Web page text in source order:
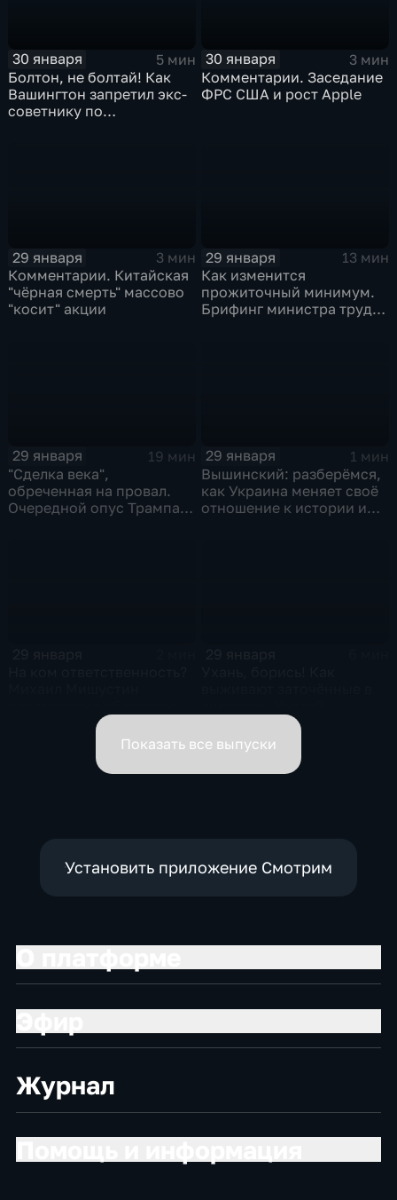
30 января
5 мин
Болтон, не болтай! Как
Вашингтон запретил экс-
советнику по
30 января
3 мин
Комментарии. Заседание
ФРС США и рост Apple
29 января
3 мин
Комментарии. Китайская
"чёрная смерть" массово
"косит" акции
29 января
13 мин
Как изменится
прожиточный минимум.
Брифинг министра труда
29 января
19 мин
"Сделка века",
обреченная на провал.
Очередной опус Трампа.
29 января
1 мин
Вышинский: разберёмся,
как Украина меняет своё
отношение к истории и
вице-премьеров
Показать все выпуски
Установить приложение Смотрим
Журнал